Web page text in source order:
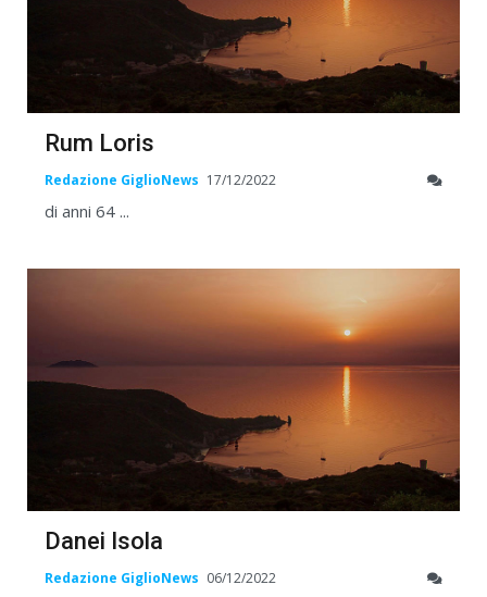
Rum Loris
Redazione GiglioNews 17/12/2022
di anni 64 ...
Danei Isola
Redazione GiglioNews 06/12/2022